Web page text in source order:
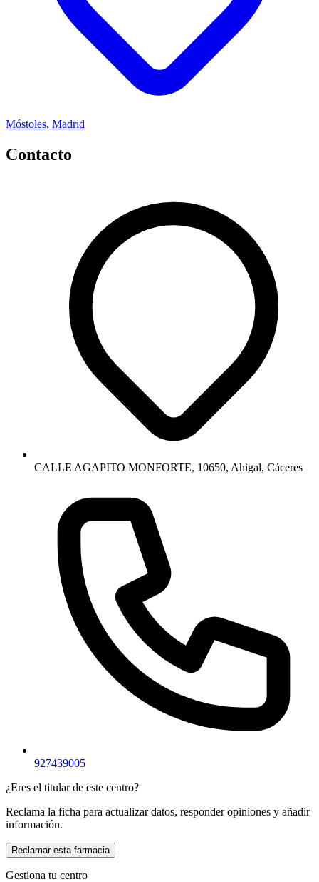
Móstoles, Madrid
Contacto
CALLE AGAPITO MONFORTE, 10650, Ahigal, Cáceres
927439005
¿Eres el titular de este centro?
Reclama la ficha para actualizar datos, responder opiniones y añadir
información.
Reclamar esta farmacia
Gestiona tu centro